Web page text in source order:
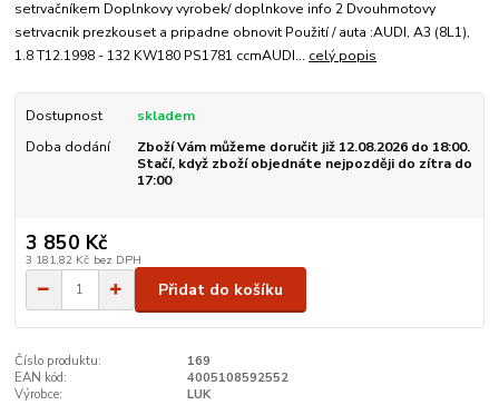
setrvačníkem Doplnkovy vyrobek/ doplnkove info 2 Dvouhmotovy
setrvacnik prezkouset a pripadne obnovit Použití / auta :AUDI, A3 (8L1),
1.8 T12.1998 - 132 KW180 PS1781 ccmAUDI... celý popis
Dostupnost
skladem
Doba dodání
Zboží Vám můžeme doručit již 12.08.2026 do 18:00.
Stačí, když zboží objednáte nejpozději do zítra do
17:00
3 850 Kč
3 181,82 Kč bez DPH
Přidat do košíku
Číslo produktu:
169
EAN kód:
4005108592552
Výrobce:
LUK